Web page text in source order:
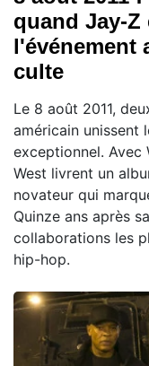
quand Jay-Z
l'événement
culte
Le 8 août 2011,
américain unissent
exceptionnel. Avec
West livrent un
novateur qui
Quinze ans après
collaborations les
hip-hop.